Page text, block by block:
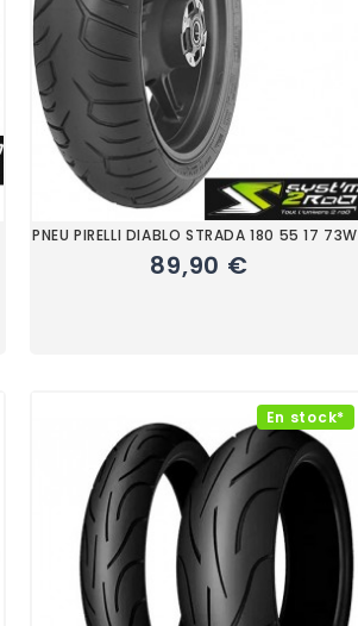
PNEU PIRELLI DIABLO STRADA 180 55 17 73W
89,90 €
En stock*